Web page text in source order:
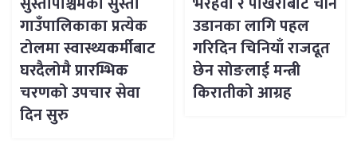
गाउँपालिकाका प्रत्येक
टोलमा स्वास्थ्यकर्मीबाट
घरदैलोमै प्रारम्भिक
चरणको उपचार सेवा
दिन सुरु
उडानका लागि पहल
गरिदिन चिनियाँ राजदूत
छेन सोङलाई मन्त्री
किरातीको आग्रह